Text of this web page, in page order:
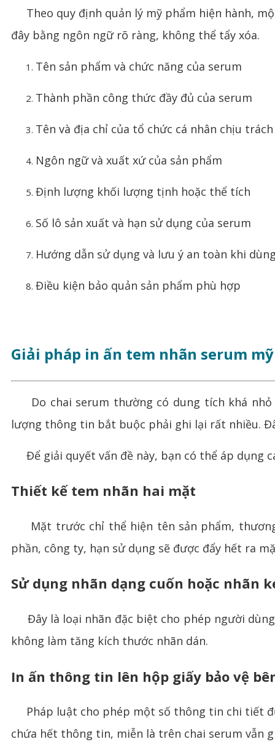
Theo quy định quản lý mỹ phẩm hiện hành,
đây bằng ngôn ngữ rõ ràng, không thể tẩy xóa.
Tên sản phẩm và chức năng của serum
Thành phần công thức đầy đủ của serum
Tên và địa chỉ của tổ chức cá nhân chịu
Ngôn ngữ và xuất xứ của sản phẩm
Định lượng khối lượng tịnh hoặc thể tích
Số lô sản xuất và hạn sử dụng của serum
Hướng dẫn sử dụng và lưu ý an toàn khi
Điều kiện bảo quản sản phẩm phù hợp
Giải pháp in ấn tem nhãn serum
Do chai serum thường có dung tích khá nhỏ
lượng thông tin bắt buộc phải ghi lại rất nhiều.
Để giải quyết vấn đề này, bạn có thể áp dụng
Thiết kế tem nhãn hai mặt
Mặt trước chỉ thể hiện tên sản phẩm,
phần, công ty, hạn sử dụng sẽ được đẩy hết ra
Sử dụng nhãn dạng cuốn hoặc nhãn
Đây là loại nhãn đặc biệt cho phép người
không làm tăng kích thước nhãn dán.
In ấn thông tin lên hộp giấy bảo vệ
Pháp luật cho phép một số thông tin chi tiết
chứa hết thông tin, miễn là trên chai serum vẫn